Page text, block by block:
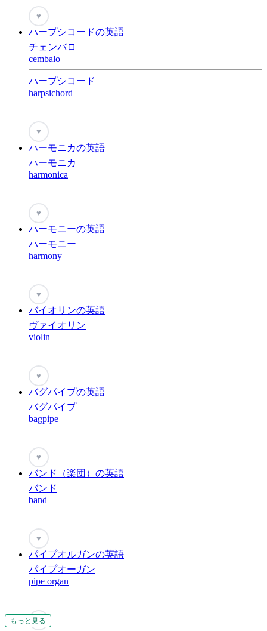
もっと見る
もっと見る
もっと見る
もっと見る
♥
ハープシコードの英語
チェンバロ
cembalo
ハープシコード
harpsichord
♥
ハーモニカの英語
ハーモニカ
harmonica
♥
ハーモニーの英語
ハーモニー
harmony
♥
バイオリンの英語
ヴァイオリン
violin
♥
バグパイプの英語
バグパイプ
bagpipe
♥
バンド（楽団）の英語
バンド
band
♥
パイプオルガンの英語
パイプオーガン
pipe organ
♥